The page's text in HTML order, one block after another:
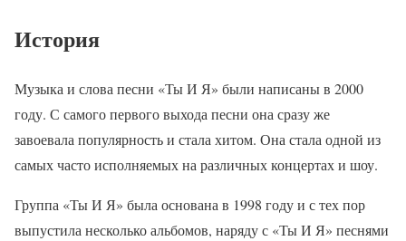
История
Музыка и слова песни «Ты И Я» были написаны в 2000
году. С самого первого выхода песни она сразу же
завоевала популярность и стала хитом. Она стала одной из
самых часто исполняемых на различных концертах и шоу.
Группа «Ты И Я» была основана в 1998 году и с тех пор
выпустила несколько альбомов, наряду с «Ты И Я» песнями